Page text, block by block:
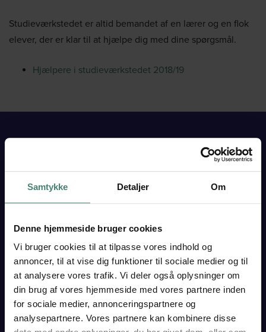
Samtykke Detaljer Om
Denne hjemmeside bruger cookies
Vi bruger cookies til at tilpasse vores indhold og
annoncer, til at vise dig funktioner til sociale medier og til
at analysere vores trafik. Vi deler også oplysninger om
din brug af vores hjemmeside med vores partnere inden
for sociale medier, annonceringspartnere og
analysepartnere. Vores partnere kan kombinere disse
Studieværkstedet er altid bemandet af en lærer og en flok
elever, der er klar til at hjælpe dig med dine spørgsmål.
Hjælpere i studieværkstedet 2018/19
VESTJYSK
GYMNASIUM
TARM
6880 Tarm
Tlf. 97 37 18 33
Find os her
EAN 5798000558380
Institutionsnr. 760002
CVR 29550549